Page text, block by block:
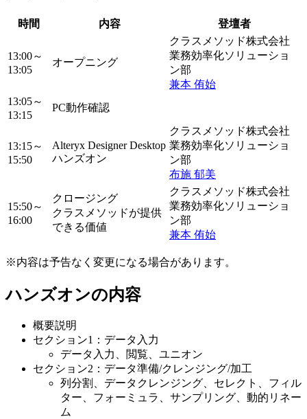
時間 内容 登壇者
13:00～
13:05
オープニング
クラスメソッド株式会社
業務効率化ソリューショ
ン部
兼本 侑始
13:05～
13:15
PC動作確認
13:15～
15:50
Alteryx Designer Desktop
ハンズオン
クラスメソッド株式会社
業務効率化ソリューショ
ン部
布施 郁美
15:50～
16:00
クロージング
クラスメソッドが提供
できる価値
クラスメソッド株式会社
業務効率化ソリューショ
ン部
兼本 侑始
※内容は予告なく変更になる場合があります。
ハンズオンの内容
概要説明
セクション1：データ入力
データ入力、閲覧、ユニオン
セクション2：データ準備/クレンジング/加工
列分割、データクレンジング、セレクト、フィル
ター、フォーミュラ、サンプリング、動的リネー
ム